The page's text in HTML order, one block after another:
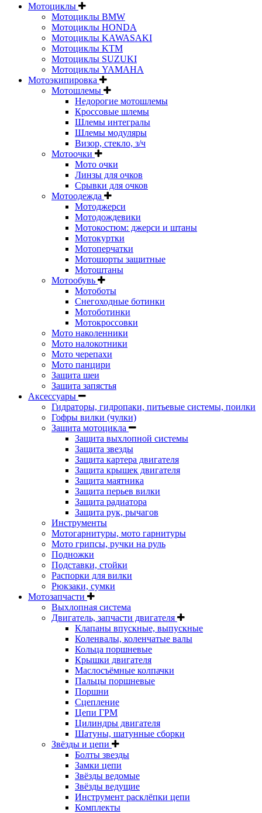
Мотоциклы
Мотоциклы BMW
Мотоциклы HONDA
Мотоциклы KAWASAKI
Мотоциклы KTM
Мотоциклы SUZUKI
Мотоциклы YAMAHA
Мотоэкипировка
Мотошлемы
Недорогие мотошлемы
Кроссовые шлемы
Шлемы интегралы
Шлемы модуляры
Визор, стекло, з/ч
Мотоочки
Мото очки
Линзы для очков
Срывки для очков
Мотоодежда
Мотоджерси
Мотодождевики
Мотокостюм: джерси и штаны
Мотокуртки
Мотоперчатки
Мотошорты защитные
Мотоштаны
Мотообувь
Мотоботы
Снегоходные ботинки
Мотоботинки
Мотокроссовки
Мото наколенники
Мото налокотники
Мото черепахи
Мото панцири
Защита шеи
Защита запястья
Аксессуары
Гидраторы, гидропаки, питьевые системы, поилки
Гофры вилки (чулки)
Защита мотоцикла
Защита выхлопной системы
Защита звезды
Защита картера двигателя
Защита крышек двигателя
Защита маятника
Защита перьев вилки
Защита радиатора
Защита рук, рычагов
Инструменты
Мотогарнитуры, мото гарнитуры
Мото грипсы, ручки на руль
Подножки
Подставки, стойки
Распорки для вилки
Рюкзаки, сумки
Мотозапчасти
Выхлопная система
Двигатель, запчасти двигателя
Клапаны впускные, выпускные
Коленвалы, коленчатые валы
Кольца поршневые
Крышки двигателя
Маслосъёмные колпачки
Пальцы поршневые
Поршни
Сцепление
Цепи ГРМ
Цилиндры двигателя
Шатуны, шатунные сборки
Звёзды и цепи
Болты звезды
Замки цепи
Звёзды ведомые
Звёзды ведущие
Инструмент расклёпки цепи
Комплекты